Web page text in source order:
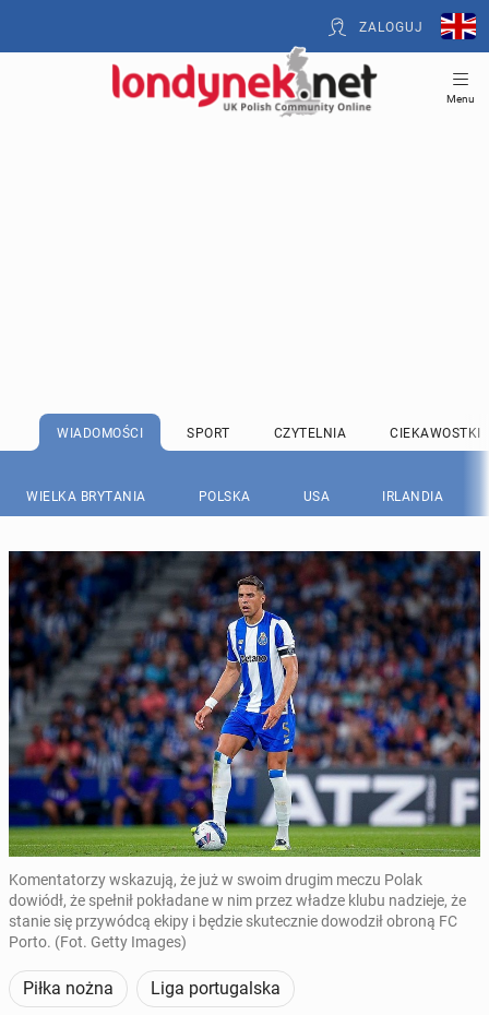
ZALOGUJ
Menu
WIADOMOŚCI SPORT CZYTELNIA CIEKAWOSTKI
WIELKA BRYTANIA POLSKA USA IRLANDIA
Komentatorzy wskazują, że już w swoim drugim meczu Polak
dowiódł, że spełnił pokładane w nim przez władze klubu nadzieje, że
stanie się przywódcą ekipy i będzie skutecznie dowodził obroną FC
Porto. (Fot. Getty Images)
Piłka nożna Liga portugalska